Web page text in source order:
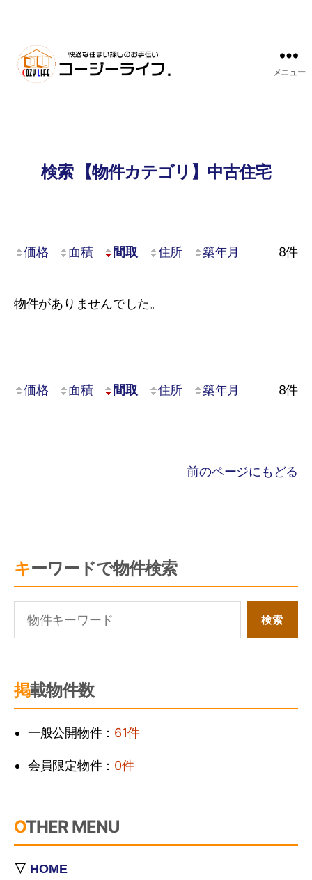
メニュー
検索 【物件カテゴリ】中古住宅
価格 面積 間取 住所 築年月 8件
物件がありませんでした。
価格 面積 間取 住所 築年月 8件
前のページにもどる
キーワードで物件検索
掲載物件数
一般公開物件： 61件
会員限定物件： 0件
OTHER MENU
▽ HOME